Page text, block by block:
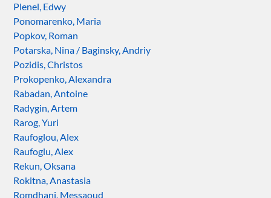
Plenel, Edwy
Ponomarenko, Maria
Popkov, Roman
Potarska, Nina / Baginsky, Andriy
Pozidis, Christos
Prokopenko, Alexandra
Rabadan, Antoine
Radygin, Artem
Rarog, Yuri
Raufoglou, Alex
Raufoglu, Alex
Rekun, Oksana
Rokitna, Anastasia
Romdhani, Messaoud